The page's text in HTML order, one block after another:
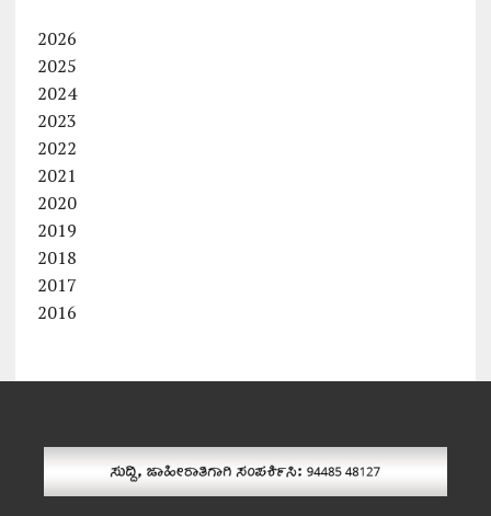
2026
2025
2024
2023
2022
2021
2020
2019
2018
2017
2016